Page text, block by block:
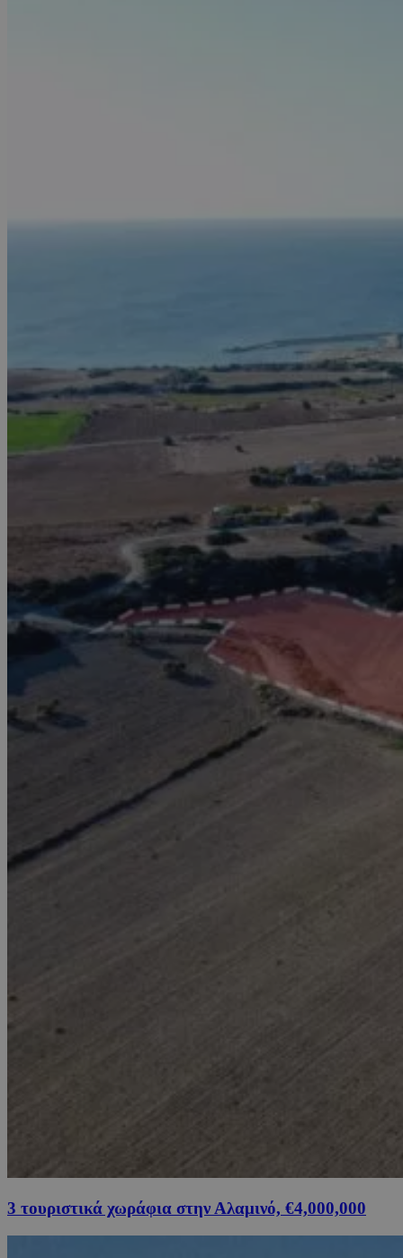
3 τουριστικά χωράφια στην Αλαμινό, €4,000,000